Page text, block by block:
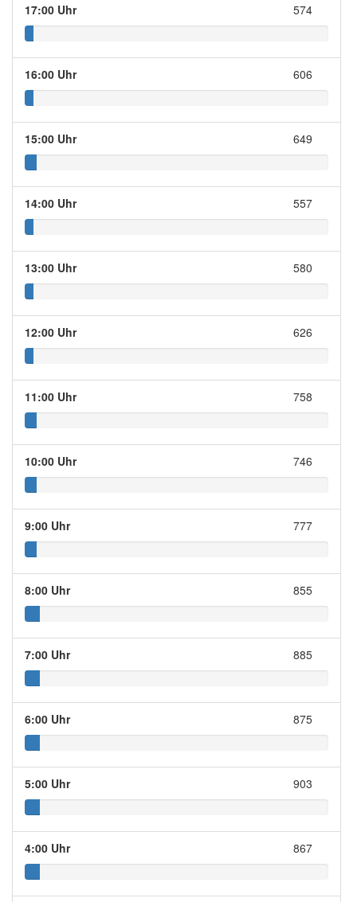
17:00 Uhr 574
16:00 Uhr 606
15:00 Uhr 649
14:00 Uhr 557
13:00 Uhr 580
12:00 Uhr 626
11:00 Uhr 758
10:00 Uhr 746
9:00 Uhr 777
8:00 Uhr 855
7:00 Uhr 885
6:00 Uhr 875
5:00 Uhr 903
4:00 Uhr 867